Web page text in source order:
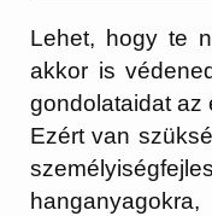
Lehet, hogy te
akkor is
gondolataidat az
Ezért van